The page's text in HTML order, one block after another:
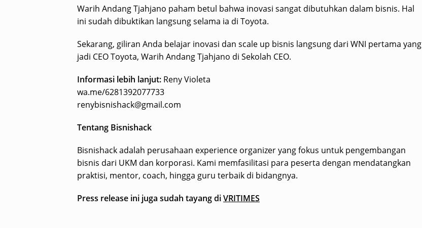
Warih Andang Tjahjano paham betul bahwa inovasi sangat dibutuhkan dalam bisnis. Hal
ini sudah dibuktikan langsung selama ia di Toyota.
Sekarang, giliran Anda belajar inovasi dan scale up bisnis langsung dari WNI pertama yang
jadi CEO Toyota, Warih Andang Tjahjano di Sekolah CEO.
Informasi lebih lanjut: Reny Violeta
wa.me/6281392077733
renybisnishack@gmail.com
Tentang Bisnishack
Bisnishack adalah perusahaan experience organizer yang fokus untuk pengembangan
bisnis dari UKM dan korporasi. Kami memfasilitasi para peserta dengan mendatangkan
praktisi, mentor, coach, hingga guru terbaik di bidangnya.
Press release ini juga sudah tayang diVRITIMES